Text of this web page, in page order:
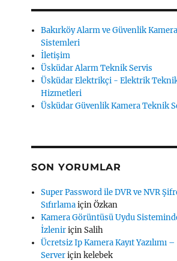
Bakırköy Alarm ve Güvenlik Kamera
Sistemleri
İletişim
Üsküdar Alarm Teknik Servis
Üsküdar Elektrikçi - Elektrik
Hizmetleri
Üsküdar Güvenlik Kamera Teknik
SON YORUMLAR
Super Password ile DVR ve NVR
SıfırlamaiçinÖzkan
Kamera Görüntüsü Uydu
İzleniriçinSalih
Ücretsiz Ip Kamera Kayıt Yazılımı
Serveriçinkelebek